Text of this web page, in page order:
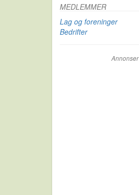
MEDLEMMER
Lag og foreninger
Bedrifter
Annonser